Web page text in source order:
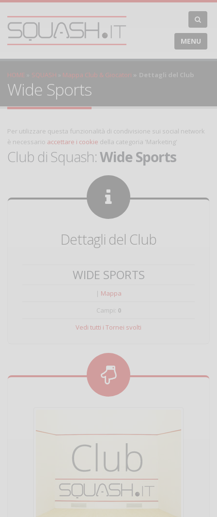
MENU
HOME SQUASH Mappa Club & Giocatori Dettagli del Club
Wide Sports
Per utilizzare questa funzionalità di condivisione sui social network
è necessario accettare i cookie della categoria 'Marketing'
Club di Squash:Wide Sports
Dettagli del Club
WIDE SPORTS
| Mappa
Campi: 0
Vedi tutti i Tornei svolti